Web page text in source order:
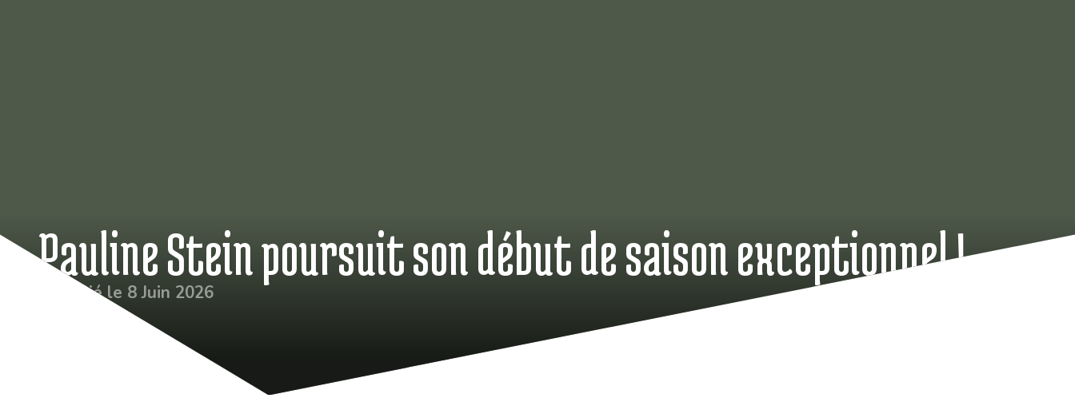
Pauline Stein poursuit son début de saison exceptionnel !
Publié le 8 Juin 2026